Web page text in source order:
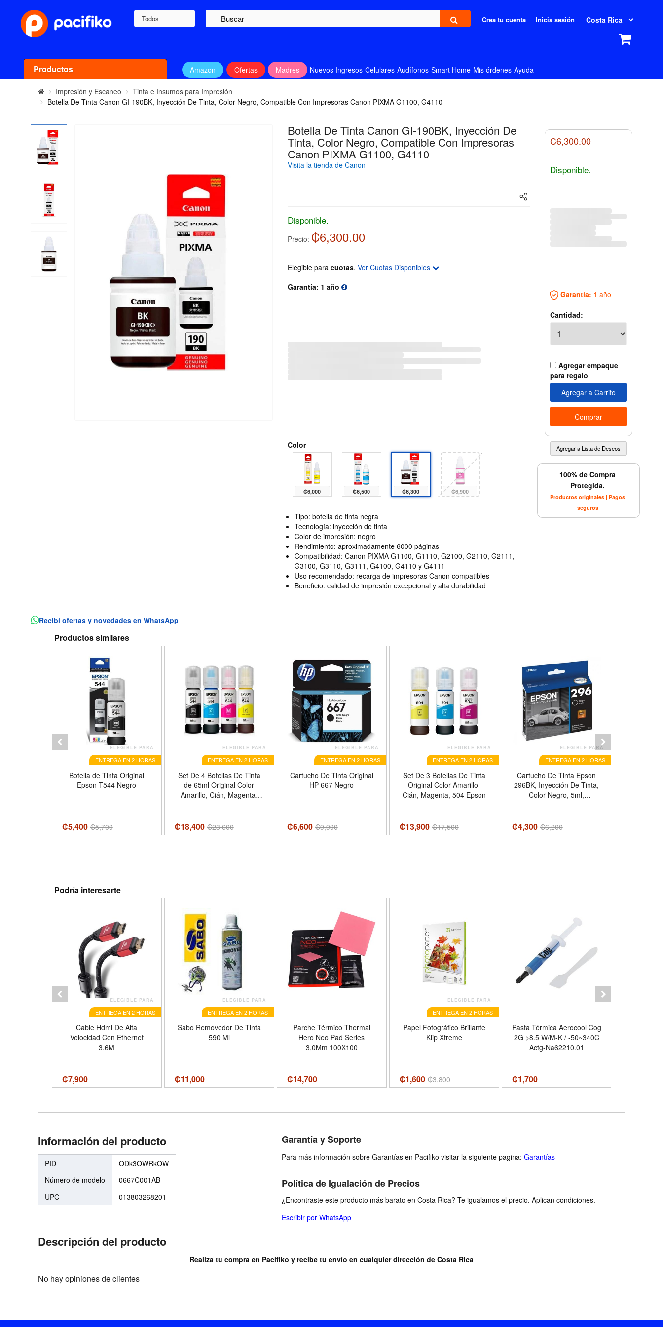
Todos Crea tu cuenta Inicia sesión
Productos Amazon Ofertas Madres Nuevos Ingresos Celulares Audífonos Smart Home Mis órdenes Ayuda
Impresión y Escaneo
Tinta e Insumos para Impresión
Botella De Tinta Canon GI-190BK, Inyección De Tinta, Color Negro, Compatible Con Impresoras Canon PIXMA G1100, G4110
Botella De Tinta Canon GI-190BK, Inyección De
Tinta, Color Negro, Compatible Con Impresoras
Canon PIXMA G1100, G4110
Visita la tienda de Canon
Disponible.
Precio: ₡6,300.00
Elegible para cuotas. Ver Cuotas Disponibles
Garantía: 1 año
Color
₡6,000 ₡6,500 ₡6,300 ₡6,900
Tipo: botella de tinta negra
Tecnología: inyección de tinta
Color de impresión: negro
Rendimiento: aproximadamente 6000 páginas
Compatibilidad: Canon PIXMA G1100, G1110, G2100, G2110, G2111,
G3100, G3110, G3111, G4100, G4110 y G4111
Uso recomendado: recarga de impresoras Canon compatibles
Beneficio: calidad de impresión excepcional y alta durabilidad
₡6,300.00
Disponible.
Garantía: 1 año
Cantidad:
Agregar empaque
para regalo
100% de Compra
Protegida.
Productos originales | Pagos
seguros
Recibí ofertas y novedades en WhatsApp
Productos similares
ELEGIBLE PARA
ENTREGA EN 2 HORAS
Botella de Tinta Original
Epson T544 Negro
₡5,400 ₡5,700
ELEGIBLE PARA
ENTREGA EN 2 HORAS
Set De 4 Botellas De Tinta
de 65ml Original Color
Amarillo, Cián, Magenta,
₡18,400 ₡23,600
ELEGIBLE PARA
ENTREGA EN 2 HORAS
Cartucho De Tinta Original
HP 667 Negro
₡6,600 ₡9,900
ELEGIBLE PARA
ENTREGA EN 2 HORAS
Set De 3 Botellas De Tinta
Original Color Amarillo,
Cián, Magenta, 504 Epson
₡13,900 ₡17,500
ELEGIBLE PARA
ENTREGA EN 2 HORAS
Cartucho De Tinta Epson
296BK, Inyección De Tinta,
Color Negro, 5ml,
XP-241, XP-431, XP-441
₡4,300 ₡6,200
Podría interesarte
ELEGIBLE PARA
ENTREGA EN 2 HORAS
Cable Hdmi De Alta
Velocidad Con Ethernet
3.6M
₡7,900
ELEGIBLE PARA
ENTREGA EN 2 HORAS
Sabo Removedor De Tinta
590 Ml
₡11,000
Parche Térmico Thermal
Hero Neo Pad Series
3,0Mm 100X100
₡14,700
ELEGIBLE PARA
ENTREGA EN 2 HORAS
Papel Fotográfico Brillante
Klip Xtreme
₡1,600 ₡3,800
Pasta Térmica Aerocool Cog
2G >8.5 W/M-K / -50~340C
Actg-Na62210.01
₡1,700
Información del producto
PID
ODk3OWRkOW
Número de modelo
0667C001AB
UPC
013803268201
Garantía y Soporte
Para más información sobre Garantías en Pacifiko visitar la siguiente pagina: Garantías
Política de Igualación de Precios
¿Encontraste este producto más barato en Costa Rica? Te igualamos el precio. Aplican condiciones.
Escribir por WhatsApp
Descripción del producto
Realiza tu compra en Pacifiko y recibe tu envío en cualquier dirección de Costa Rica
No hay opiniones de clientes